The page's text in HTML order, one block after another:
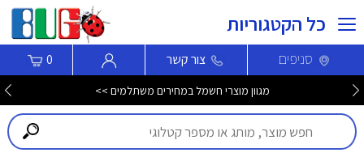
כל הקטגוריות
סניפים צור קשר 0
מגוון שואבים שוטפים חכמים ROBOROCK במחירי קיץ! >>>